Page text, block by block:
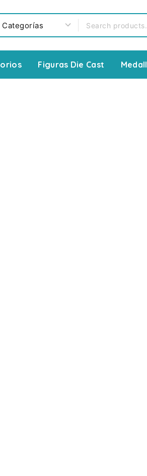
Figuras Die Cast